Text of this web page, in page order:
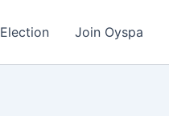
Election Join Oyspa